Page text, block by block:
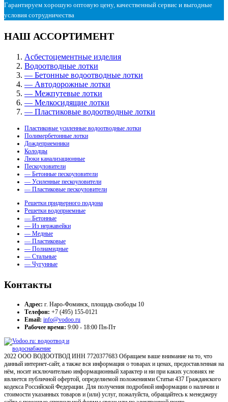
Гарантируем хорошую оптовую цену, качественный сервис и выгодные
условия сотрудничества
НАШ АССОРТИМЕНТ
Асбестоцементные изделия
Водоотводные лотки
— Бетонные водоотводные лотки
— Автодорожные лотки
— Межпутевые лотки
— Мелкосидящие лотки
— Пластиковые водоотводные лотки
Пластиковые усиленные водоотводные лотки
Полимербетонные лотки
Дождеприемники
Колодцы
Люки канализационные
Пескоуловители
— Бетонные пескоуловители
— Усиленные пескоуловители
— Пластиковые пескоуловители
Решетки придверного поддона
Решетки водоприемные
— Бетонные
— Из нержавейки
— Медные
— Пластиковые
— Полиамидные
— Стальные
— Чугунные
Контакты
Адрес: г. Наро-Фоминск, площадь свободы 10
Телефон: +7 (495) 155-0121
Email: info@vodoo.ru
Рабочее время: 9:00 - 18:00 Пн-Пт
2022 ООО ВОДООТВОД ИНН 7720377683 Обращаем ваше внимание на то, что
данный интернет-сайт, а также вся информация о товарах и ценах, предоставленная на
нём, носит исключительно информационный характер и ни при каких условиях не
является публичной офертой, определяемой положениями Статьи 437 Гражданского
кодекса Российской Федерации. Для получения подробной информации о наличии и
стоимости указанных товаров и (или) услуг, пожалуйста, обращайтесь к менеджеру